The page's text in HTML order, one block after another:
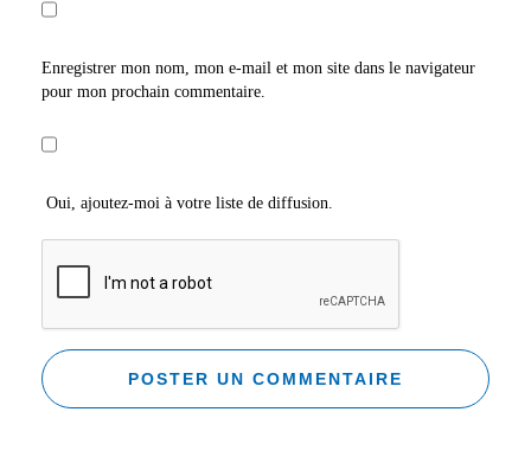
Enregistrer mon nom, mon e-mail et mon site dans le navigateur
pour mon prochain commentaire.
Oui, ajoutez-moi à votre liste de diffusion.